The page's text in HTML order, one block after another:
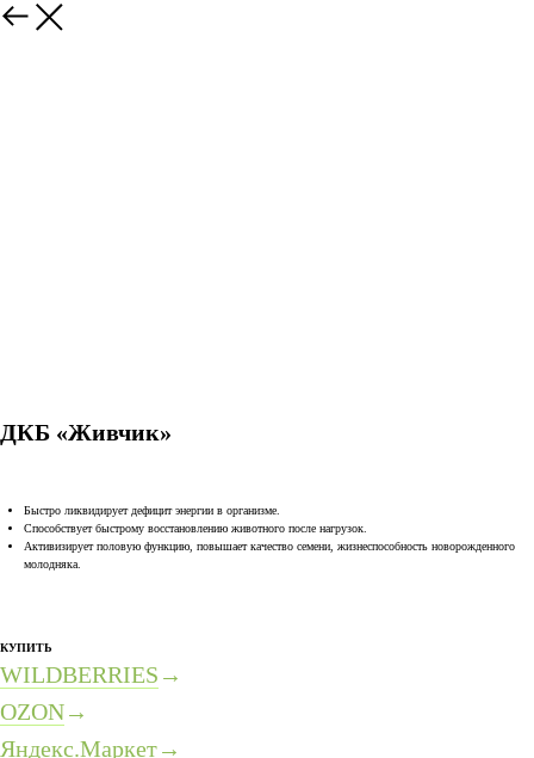
ДКБ «Живчик»
Быстро ликвидирует дефицит энергии в организме.
Способствует быстрому восстановлению животного после нагрузок.
Активизирует половую функцию, повышает качество семени, жизнеспособность новорожденного
молодняка.
КУПИТЬ
WILDBERRIES →
OZON→
Яндекс.Маркет→